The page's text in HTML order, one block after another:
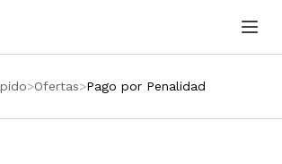
Ofertas Pago por Penalidad